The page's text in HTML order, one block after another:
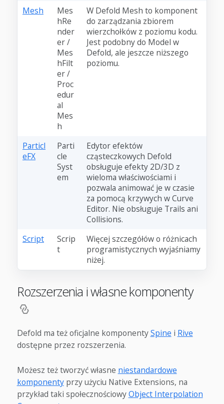
Mesh
Mes
hRe
nder
er /
Mes
hFilt
er /
Proc
edur
al
Mes
h
W Defold Mesh to komponent
do zarządzania zbiorem
wierzchołków z poziomu kodu.
Jest podobny do Model w
Defold, ale jeszcze niższego
poziomu.
Particl
eFX
Parti
cle
Syst
em
Edytor efektów
cząsteczkowych Defold
obsługuje efekty 2D/3D z
wieloma właściwościami i
pozwala animować je w czasie
za pomocą krzywych w Curve
Editor. Nie obsługuje Trails ani
Collisions.
Script
Scrip
t
Więcej szczegółów o różnicach
programistycznych wyjaśniamy
niżej.
Rozszerzenia i własne komponenty
Defold ma też oficjalne komponentySpine i Rive
dostępne przez rozszerzenia.
Możesz też tworzyć własne niestandardowe
komponentyprzy użyciu Native Extensions, na
przykład taki społecznościowyObject Interpolation